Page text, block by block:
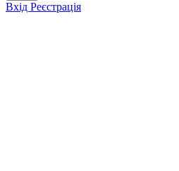
Вхід Реєстрація